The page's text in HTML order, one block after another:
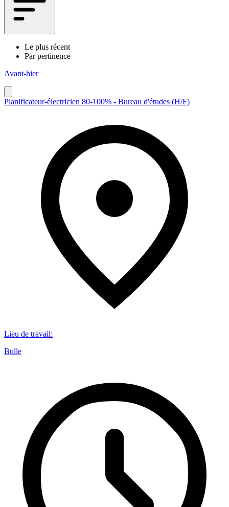
Le plus récent
Par pertinence
Avant-hier
Planificateur-électricien 80-100% - Bureau d'études (H/F)
Lieu de travail:
Bulle